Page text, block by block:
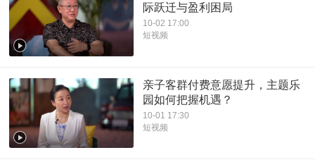
际跃迁与盈利困局
10-02 17:00
短视频
亲子客群付费意愿提升，主题乐
园如何把握机遇？
10-01 17:30
短视频